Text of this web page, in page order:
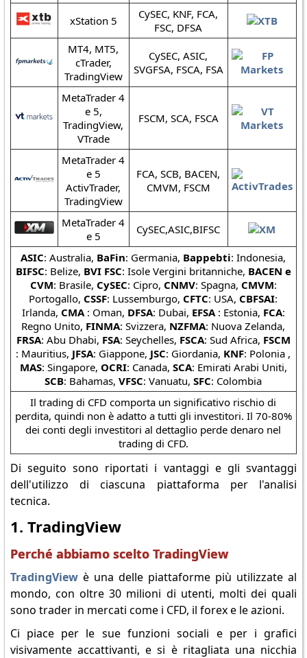
xStation 5
CySEC, KNF, FCA,
FSC, DFSA
MT4, MT5,
cTrader,
TradingView
CySEC, ASIC,
SVGFSA, FSCA, FSA
MetaTrader 4
e 5,
TradingView,
VTrade
FSCM, SCA, FSCA
MetaTrader 4
e 5
ActivTrader,
TradingView
FCA, SCB, BACEN,
CMVM, FSCM
MetaTrader 4
e 5
CySEC,ASIC,BIFSC
ASIC: Australia, BaFin: Germania, Bappebti: Indonesia,
BIFSC: Belize, BVI FSC: Isole Vergini britanniche, BACEN e
CVM: Brasile, CySEC: Cipro, CNMV: Spagna, CMVM:
Portogallo, CSSF: Lussemburgo, CFTC: USA, CBFSAI:
Irlanda, CMA: Oman, DFSA: Dubai, EFSA: Estonia, FCA:
Regno Unito, FINMA: Svizzera, NZFMA: Nuova Zelanda,
FRSA: Abu Dhabi, FSA: Seychelles, FSCA: Sud Africa, FSCM
: Mauritius, JFSA: Giappone, JSC: Giordania, KNF: Polonia ,
MAS: Singapore, OCRI: Canada, SCA: Emirati Arabi Uniti,
SCB: Bahamas,VFSC: Vanuatu,SFC: Colombia
Il trading di CFD comporta un significativo rischio di
perdita, quindi non è adatto a tutti gli investitori. Il 70-80%
dei conti degli investitori al dettaglio perde denaro nel
trading di CFD.
Di seguito sono riportati i vantaggi e gli svantaggi
dell'utilizzo di ciascuna piattaforma per l'analisi
tecnica.
1. TradingView
Perché abbiamo scelto TradingView
TradingViewè una delle piattaforme più utilizzate al
mondo, con oltre 30 milioni di utenti, molti dei quali
sono trader in mercati come i CFD, il forex e le azioni.
Ci piace per le sue funzioni sociali e per i grafici
visivamente accattivanti, e si è ritagliata una nicchia